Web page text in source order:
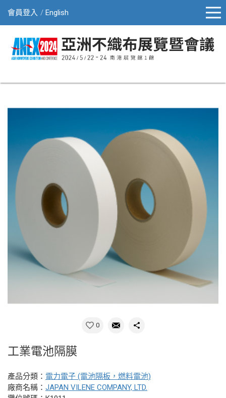
會員登入 English
0
工業電池隔膜
產品分類： 電力電子 (電池隔板，燃料電池)
廠商名稱： JAPAN VILENE COMPANY, LTD.